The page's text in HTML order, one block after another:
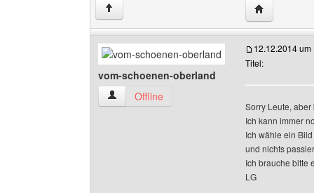
↑ Website
vom-schoenen-oberland
vom-schoenen-oberland Benutzer-Profile
Offline
12.12.2014 um
Titel:
Sorry Leute,
Ich kann immer
Ich wähle ein
und nichts
Ich brauche bitte
LG